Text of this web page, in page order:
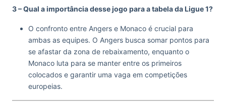
3 – Qual a importância desse jogo para a tabela da Ligue 1?
O confronto entre Angers e Monaco é crucial para
ambas as equipes. O Angers busca somar pontos para
se afastar da zona de rebaixamento, enquanto o
Monaco luta para se manter entre os primeiros
colocados e garantir uma vaga em competições
europeias.